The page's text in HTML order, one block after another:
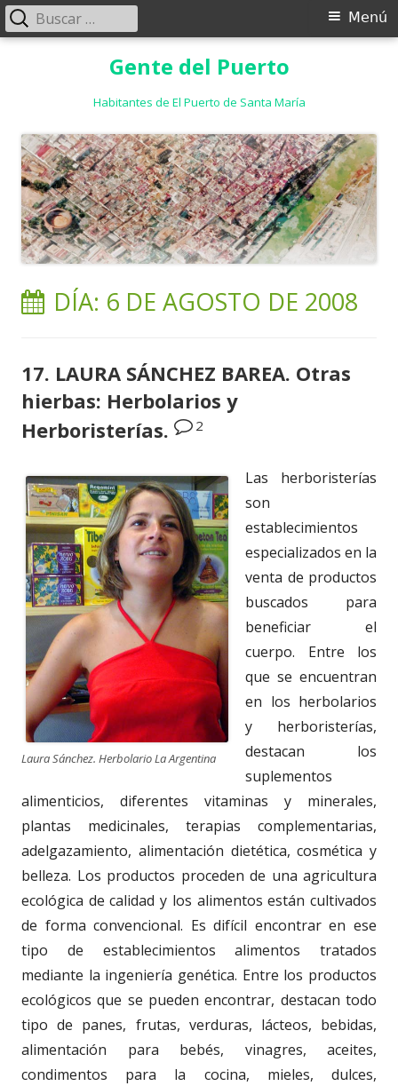
Gente del Puerto
Habitantes de El Puerto de Santa María
Menú
Menú
Buscar:
DÍA: 6 DE AGOSTO DE 2008
17. LAURA SÁNCHEZ BAREA. Otras
hierbas: Herbolarios y
Herboristerías.
2
Laura Sánchez. Herbolario La Argentina
Las herboristerías
son
establecimientos
especializados en la
venta de productos
buscados para
beneficiar el
cuerpo. Entre los
que se encuentran
en los herbolarios
y herboristerías,
destacan los
suplementos
alimenticios, diferentes vitaminas y minerales,
plantas medicinales, terapias complementarias,
adelgazamiento, alimentación dietética, cosmética y
belleza. Los productos proceden de una agricultura
ecológica de calidad y los alimentos están cultivados
de forma convencional. Es difícil encontrar en ese
tipo de establecimientos alimentos tratados
mediante la ingeniería genética. Entre los productos
ecológicos que se pueden encontrar, destacan todo
tipo de panes, frutas, verduras, lácteos, bebidas,
alimentación para bebés, vinagres, aceites,
condimentos para la cocina, mieles, dulces,